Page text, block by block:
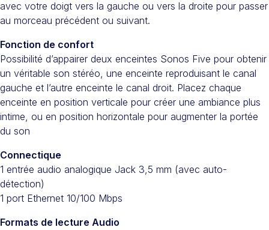
avec votre doigt vers la gauche ou vers la droite pour passer
au morceau précédent ou suivant.
Fonction de confort
Possibilité d’appairer deux enceintes Sonos Five pour obtenir
un véritable son stéréo, une enceinte reproduisant le canal
gauche et l’autre enceinte le canal droit. Placez chaque
enceinte en position verticale pour créer une ambiance plus
intime, ou en position horizontale pour augmenter la portée
du son
Connectique
1 entrée audio analogique Jack 3,5 mm (avec auto-
détection)
1 port Ethernet 10/100 Mbps
Formats de lecture Audio